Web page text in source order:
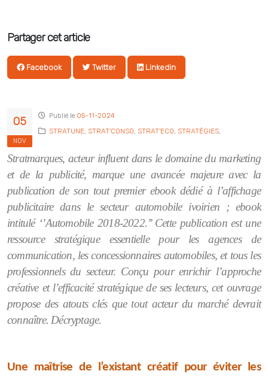
Partager cet article
Facebook Twitter Linkedin
05
NOV
Publié le 05-11-2024
STRATUNE STRAT'CONSO STRAT'ECO STRATÉGIES
Stratmarques, acteur influent dans le domaine du marketing
et de la publicité, marque une avancée majeure avec la
publication de son tout premier ebook dédié à l’affichage
publicitaire dans le secteur automobile ivoirien ; ebook
intitulé ‘’Automobile 2018-2022.’’ Cette publication est une
ressource stratégique essentielle pour les agences de
communication, les concessionnaires automobiles, et tous les
professionnels du secteur. Conçu pour enrichir l’approche
créative et l’efficacité stratégique de ses lecteurs, cet ouvrage
propose des atouts clés que tout acteur du marché devrait
connaître. Décryptage.
Une maîtrise de l’existant créatif pour éviter les